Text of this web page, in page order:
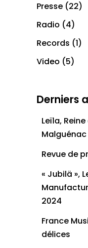
Presse (22)
Radio (4)
Records (1)
Video (5)
Derniers
Leïla,
Malguénac
Revue de
« Jubilä »,
2024
France
délices